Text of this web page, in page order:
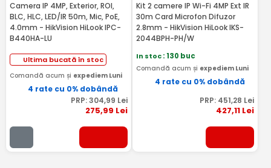
Camera IP 4MP, Exterior, ROI,
BLC, HLC, LED/IR 50m, Mic, PoE,
4.0mm - HikVision HiLook IPC-
B440HA-LU
Ultima bucată în stoc
Comandă acum și expediem Luni
4 rate cu 0% dobândă
PRP:304,99 Lei
275,99 Lei
Kit 2 camere IP Wi-Fi 4MP Ext IR
30m Card Microfon Difuzor
2.8mm - HikVision HiLook IKS-
2044BPH-PH/W
In stoc: 130 buc
Comandă acum și expediem Luni
4 rate cu 0% dobândă
PRP: 451,28 Lei
427,11 Lei